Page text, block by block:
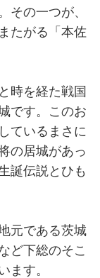
その一つが、
たがる「本佐
時を経た戦国
です。このお
ているまさに
の居城があっ
誕伝説とひも
元である茨城
ど下総のそこ
ます。